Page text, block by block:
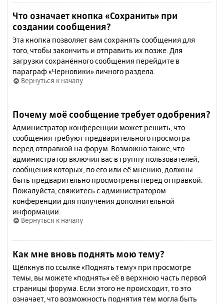
Что означает кнопка «Сохранить» при
создании сообщения?
Эта кнопка позволяет вам сохранять сообщения для
того, чтобы закончить и отправить их позже. Для
загрузки сохранённого сообщения перейдите в
параграф «Черновики» личного раздела.
Вернуться к началу
Почему моё сообщение требует одобрения?
Администратор конференции может решить, что
сообщения требуют предварительного просмотра
перед отправкой на форум. Возможно также, что
администратор включил вас в группу пользователей,
сообщения которых, по его или её мнению, должны
быть предварительно просмотрены перед отправкой.
Пожалуйста, свяжитесь с администратором
конференции для получения дополнительной
информации.
Вернуться к началу
Как мне вновь поднять мою тему?
Щёлкнув по ссылке «Поднять тему» при просмотре
темы, вы можете «поднять» её в верхнюю часть первой
страницы форума. Если этого не происходит, то это
означает, что возможность поднятия тем могла быть